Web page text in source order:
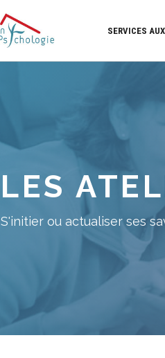
SERVICES
LES
S'initier ou actualiser ses